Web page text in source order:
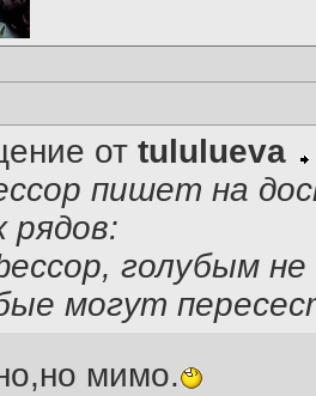
от tululueva
пишет на
рядов:
голубым не
могут
мимо.